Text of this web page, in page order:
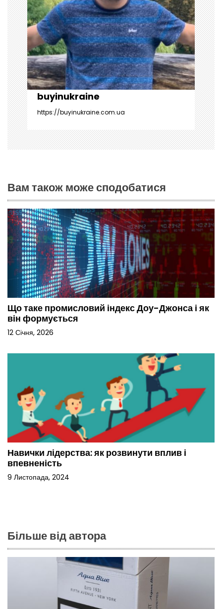
а
п
и
с
і
в
buyinukraine
https://buyinukraine.com.ua
Вам також може сподобатися
Що таке промисловий індекс Доу-Джонса і як
він формується
12 Січня, 2026
Навички лідерства: як розвинути вплив і
впевненість
9 Листопада, 2024
Більше від автора